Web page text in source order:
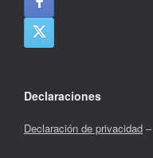
Declaraciones
Declaración de privacidad –